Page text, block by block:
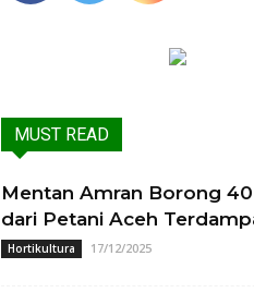
MUST READ
Mentan Amran Borong
dari Petani Aceh
Hortikultura 17/12/2025